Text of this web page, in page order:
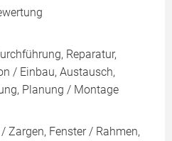
Reparatur,
/ Einbau, Austausch,
Planung / Montage
Zargen, Fenster / Rahmen,